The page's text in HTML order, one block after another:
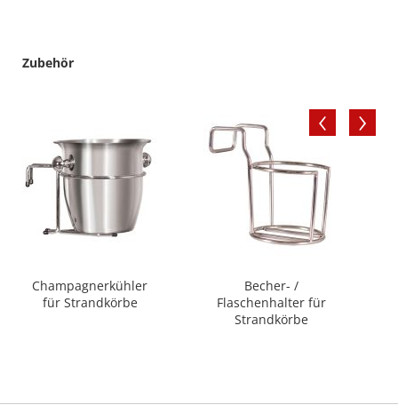
Zubehör
Champagnerkühler
für Strandkörbe
Becher- /
Flaschenhalter für
Strandkörbe
‹ ›